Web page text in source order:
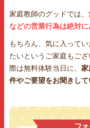
家庭教師のグッドでは、
などの営業行為は絶対に
もちろん、気に入って
たいというご家庭もご
際は無料体験当日に、 家
件やご要望をお聞きして